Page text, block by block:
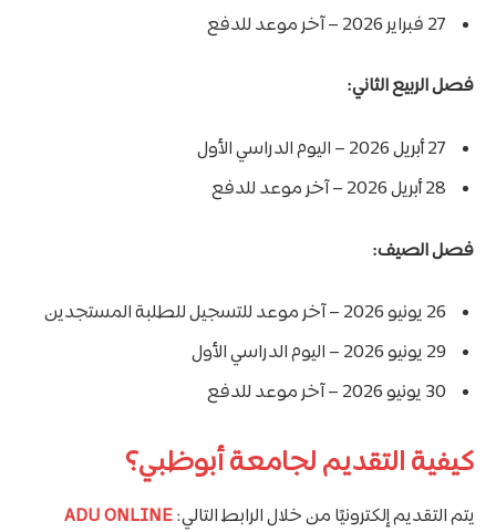
27 فبراير 2026 – آخر موعد للدفع
فصل الربيع الثاني:
27 أبريل 2026 – اليوم الدراسي الأول
28 أبريل 2026 – آخر موعد للدفع
فصل الصيف:
26 يونيو 2026 – آخر موعد للتسجيل للطلبة المستجدين
29 يونيو 2026 – اليوم الدراسي الأول
30 يونيو 2026 – آخر موعد للدفع
كيفية التقديم لجامعة أبوظبي؟
يتم التقديم إلكترونيًا من خلال الرابط التالي: ADUONLINE